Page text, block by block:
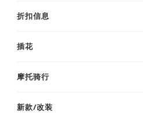
折扣信息
插花
摩托骑行
新款/改装